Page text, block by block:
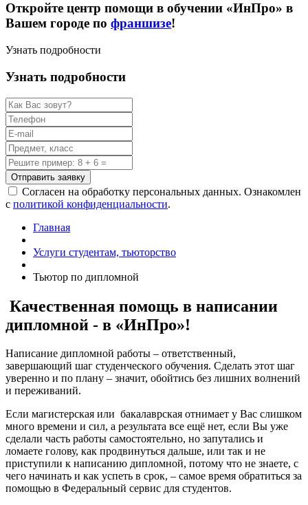
Откройте центр помощи в обучении «ИнПро» в
Вашем городе по франшизе!
Узнать подробности
Узнать подробности
Отправить заявку
Согласен на обработку персональных данных. Ознакомлен
с политикой конфиденциальности.
Главная
Услуги студентам, тьюторство
Тьютор по дипломной
Качественная помощь в написании
дипломной - в «ИнПро»!
Написание дипломной работы – ответственный,
завершающий шаг студенческого обучения. Сделать этот шаг
уверенно и по плану – значит, обойтись без лишних волнений
и переживаний.
Если магистерская или бакалаврская отнимает у Вас слишком
много времени и сил, а результата все ещё нет, если Вы уже
сделали часть работы самостоятельно, но запутались и
ломаете голову, как продвинуться дальше, или так и не
приступили к написанию дипломной, потому что не знаете, с
чего начинать и как успеть в срок, – самое время обратиться за
помощью в Федеральный сервис для студентов.